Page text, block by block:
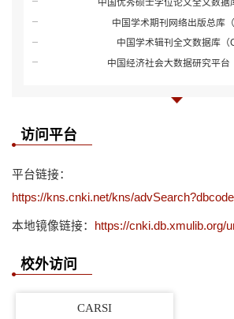
中国优秀硕士学位论文全文数据
中国学术期刊网络出版总库（
中国学术辑刊全文数据库（
中国经济社会大数据研究平台
访问平台
平台链接：
https://kns.cnki.net/kns/
本地镜像链接： https://cnki.db.xmulib.org/
校外访问
CARSI